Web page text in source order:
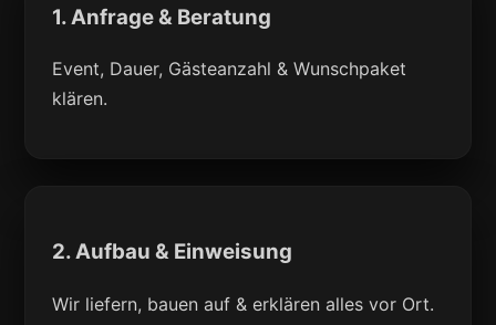
1. Anfrage & Beratung
Event, Dauer, Gästeanzahl & Wunschpaket
klären.
2. Aufbau & Einweisung
Wir liefern, bauen auf & erklären alles vor Ort.